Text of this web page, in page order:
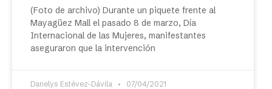
(Foto de archivo) Durante un piquete frente al
Mayagüez Mall el pasado 8 de marzo, Día
Internacional de las Mujeres, manifestantes
aseguraron que la intervención
Danelys Estévez-Dávila 07/04/2021